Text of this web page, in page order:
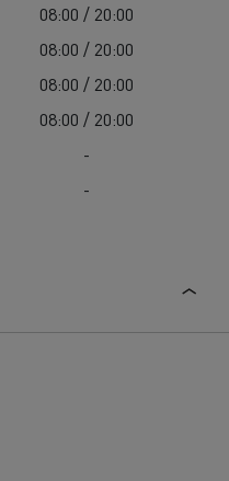
08:00 / 20:00
08:00 / 20:00
08:00 / 20:00
08:00 / 20:00
-
-